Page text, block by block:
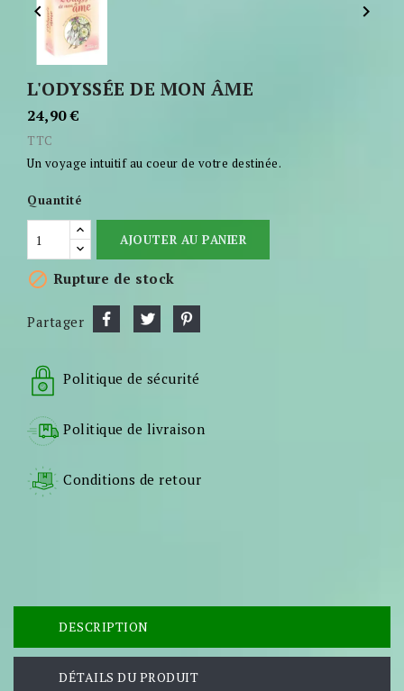
 
L'ODYSSÉE DE MON ÂME
24,90 €
TTC
Un voyage intuitif au coeur de votre destinée.
Quantité
AJOUTER AU PANIER
 Rupture de stock
Partager
Politique de sécurité
Politique de livraison
Conditions de retour
DESCRIPTION
DÉTAILS DU PRODUIT